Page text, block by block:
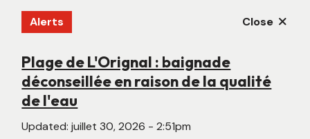
Aller
principal
Alerts Close
Plage de L'Orignal : baignade
déconseillée en raison de la qualité
de l'eau
Updated:juillet 30, 2026 - 2:51pm
Nouveau site Web en construction
Updated:juin 22, 2026 - 4:55pm